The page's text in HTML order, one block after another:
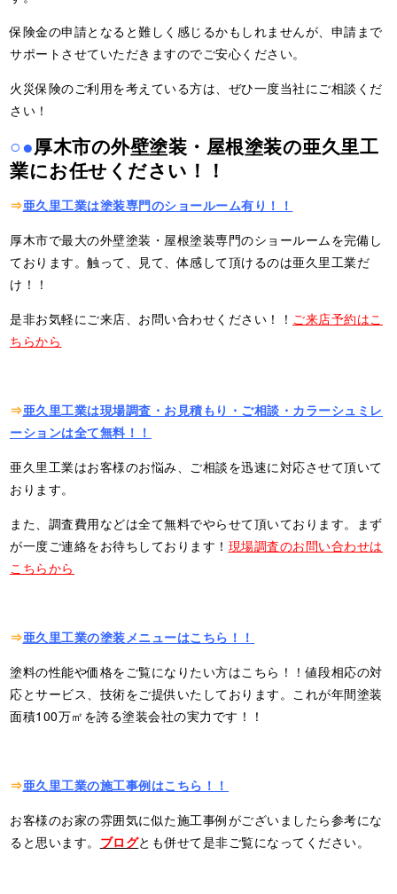
保険金の申請となると難しく感じるかもしれませんが、申請まで
サポートさせていただきますのでご安心ください。
火災保険のご利用を考えている方は、ぜひ一度当社にご相談くだ
さい！
○●厚木市の外壁塗装・屋根塗装の亜久里工
業にお任せください！！
⇒亜久里工業は塗装専門のショールーム有り！！
厚木市で最大の外壁塗装・屋根塗装専門のショールームを完備し
ております。触って、見て、体感して頂けるのは亜久里工業だ
け！！
是非お気軽にご来店、お問い合わせください！！ ご来店予約はこ
ちらから
⇒亜久里工業は現場調査・お見積もり・ご相談・カラーシュミレ
ーションは全て無料！！
亜久里工業はお客様のお悩み、ご相談を迅速に対応させて頂いて
おります。
また、調査費用などは全て無料でやらせて頂いております。まず
が一度ご連絡をお待ちしております！ 現場調査のお問い合わせは
こちらから
⇒亜久里工業の塗装メニューはこちら！！
塗料の性能や価格をご覧になりたい方はこちら！！値段相応の対
応とサービス、技術をご提供いたしております。これが年間塗装
面積100万㎡を誇る塗装会社の実力です！！
⇒亜久里工業の施工事例はこちら！！
お客様のお家の雰囲気に似た施工事例がございましたら参考にな
ると思います。 ブログとも併せて是非ご覧になってください。